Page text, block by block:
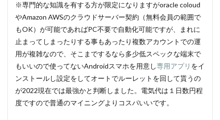
※専門的な知識を有する方が限定になりますがoracle coloud
やAmazon AWSのクラウドサーバー契約（無料会員の範囲で
もOK）が可能であればPC不要で自動化可能ですが、まれに
止まってしまったりする事もあったり複数アカウントでの運
用が複雑なので、そこまでするなら多少低スペックな端末で
もいいので使ってないAndroidスマホを用意し専用アプリ をイ
ンストールし設定をしてオートでルーレットを回して貰うの
が2022現在では最強かと判断しました。電気代は１日数円程
度ですので普通のマイニングよりコスパいいです。